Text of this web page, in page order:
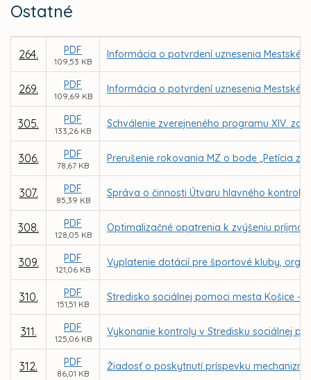
Ostatné
264. PDF
109,53 KB
Informácia o potvrdení uznesenia
269. PDF
109,69 KB
Informácia o potvrdení uznesenia
305. PDF
133,26 KB
Schválenie zverejneného programu XIV.
306. PDF
78,67 KB
Prerušenie rokovania MZ o bode „Petícia
307. PDF
85,39 KB
Správa o činnosti Útvaru hlavného
308. PDF
128,05 KB
Optimalizačné opatrenia k zvýšeniu
309. PDF
121,06 KB
Vyplatenie dotácií pre športové kluby,
310. PDF
151,51 KB
Stredisko sociálnej pomoci mesta Košice -
311. PDF
125,06 KB
Vykonanie kontroly v Stredisku sociálnej
312. PDF
86,01 KB
Žiadosť o poskytnutí príspevku